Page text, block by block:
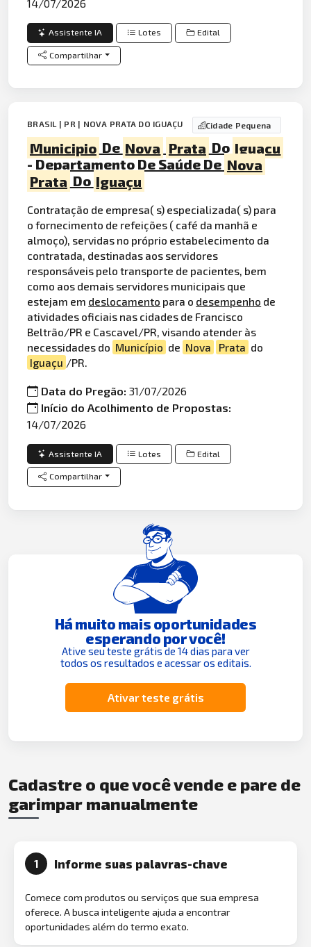
14/07/2026
Assistente IA Lotes Edital
Compartilhar
BRASIL | PR | NOVA PRATA DO IGUAÇU Cidade Pequena
Municipio De Nova Prata Do Iguacu
- Departamento De Saúde De Nova
Prata Do Iguaçu
Contratação de empresa( s) especializada( s) para
o fornecimento de refeições ( café da manhã e
almoço), servidas no próprio estabelecimento da
contratada, destinadas aos servidores
responsáveis pelo transporte de pacientes, bem
como aos demais servidores municipais que
estejam em deslocamento para o desempenho de
atividades oficiais nas cidades de Francisco
Beltrão/PR e Cascavel/PR, visando atender às
necessidades do Município de Nova Prata do
Iguaçu /PR.
Data do Pregão:31/07/2026
Início do Acolhimento de Propostas:
14/07/2026
Assistente IA Lotes Edital
Compartilhar
Há muito mais oportunidades
esperando por você!
Ative seu teste grátis de 14 dias para ver
todos os resultados e acessar os editais.
Ativar teste grátis
Cadastre o que você vende e pare de
garimpar manualmente
1 Informe suas palavras-chave
Comece com produtos ou serviços que sua empresa
oferece. A busca inteligente ajuda a encontrar
oportunidades além do termo exato.